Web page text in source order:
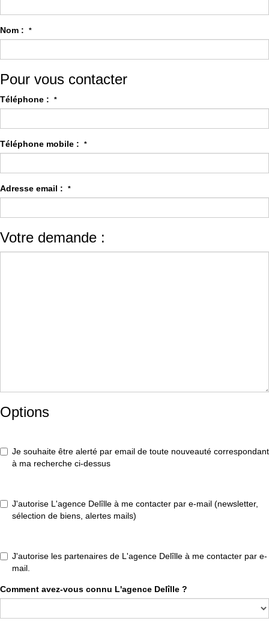
Nom : *
Pour vous contacter
Téléphone : *
Téléphone mobile : *
Adresse email : *
Votre demande :
Options
Je souhaite être alerté par email de toute nouveauté correspondant
à ma recherche ci-dessus
J'autorise L'agence Delîlle à me contacter par e-mail (newsletter,
sélection de biens, alertes mails)
J'autorise les partenaires de L'agence Delîlle à me contacter par e-
mail.
Comment avez-vous connu L'agence Delîlle ?